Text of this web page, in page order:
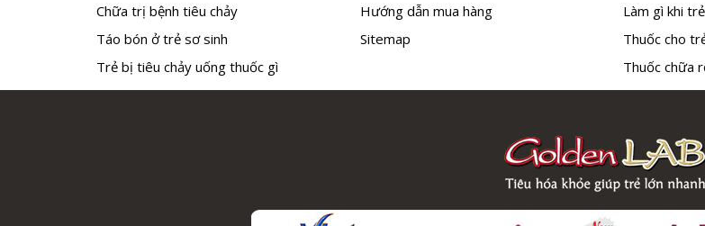
Chữa trị bệnh tiêu chảy
Táo bón ở trẻ sơ sinh
Trẻ bị tiêu chảy uống thuốc gì
Hướng dẫn mua hàng
Sitemap
Làm gì khi
Thuốc cho
Thuốc chữa